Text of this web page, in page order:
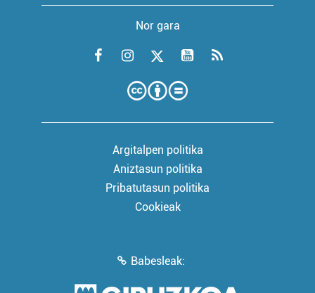
Nor gara
Argitalpen politika
Aniztasun politika
Pribatutasun politika
Cookieak
Babesleak: